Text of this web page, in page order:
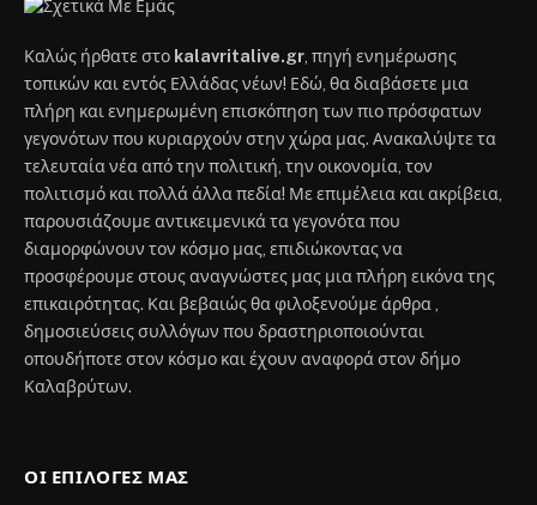
Καλώς ήρθατε στο kalavritalive.gr , πηγή ενημέρωσης
τοπικών και εντός Ελλάδας νέων! Εδώ, θα διαβάσετε μια
πλήρη και ενημερωμένη επισκόπηση των πιο πρόσφατων
γεγονότων που κυριαρχούν στην χώρα μας. Ανακαλύψτε τα
τελευταία νέα από την πολιτική, την οικονομία, τον
πολιτισμό και πολλά άλλα πεδία! Με επιμέλεια και ακρίβεια,
παρουσιάζουμε αντικειμενικά τα γεγονότα που
διαμορφώνουν τον κόσμο μας, επιδιώκοντας να
προσφέρουμε στους αναγνώστες μας μια πλήρη εικόνα της
επικαιρότητας. Και βεβαιώς θα φιλοξενούμε άρθρα ,
δημοσιεύσεις συλλόγων που δραστηριοποιούνται
οπουδήποτε στον κόσμο και έχουν αναφορά στον δήμο
Καλαβρύτων.
ΟΙ ΕΠΙΛΟΓΈΣ ΜΑΣ